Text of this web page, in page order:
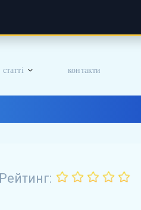
статті контакти
Рейтинг: